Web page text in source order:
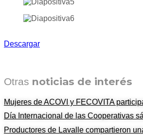
Descargar
Otras noticias de interés
Mujeres de ACOVI y FECOVITA
Día Internacional de las Cooperativas
Productores de Lavalle compartieron